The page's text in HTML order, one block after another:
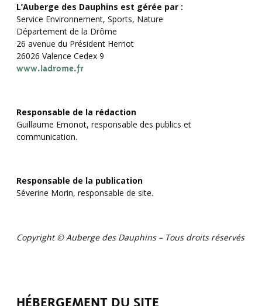
L’Auberge des Dauphins est gérée par :
Service Environnement, Sports, Nature
Département de la Drôme
26 avenue du Président Herriot
26026 Valence Cedex 9
www.ladrome.fr
Responsable de la rédaction
Guillaume Emonot, responsable des publics et
communication.
Responsable de la publication
Séverine Morin, responsable de site.
Copyright © Auberge des Dauphins – Tous droits réservés
HÉBERGEMENT DU SITE